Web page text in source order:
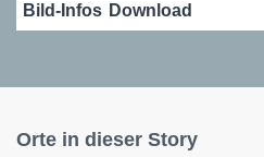
Bild-Infos Download
Orte in dieser Story